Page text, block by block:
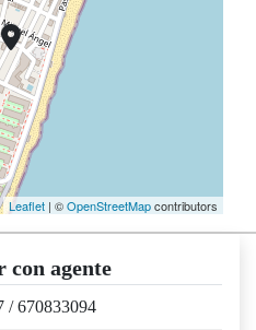
Leaflet | ©OpenStreetMapcontributors
con agente
/670833094